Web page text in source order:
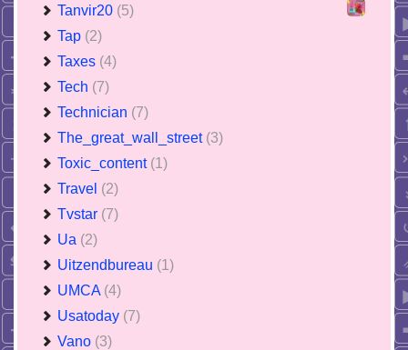
Tanvir20 (5)
Tap (2)
Taxes (4)
Tech (7)
Technician (7)
The_great_wall_street (3)
Toxic_content (1)
Travel (2)
Tvstar (7)
Ua (2)
Uitzendbureau (1)
UMCA (4)
Usatoday (7)
Vano (3)